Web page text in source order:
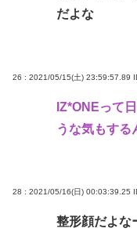
だよな
26 : 2021/05/15(土) 23:59:57.89
IZ*ONEって
うな気もする
28 : 2021/05/16(日) 00:03:39.25
整形顔だよな